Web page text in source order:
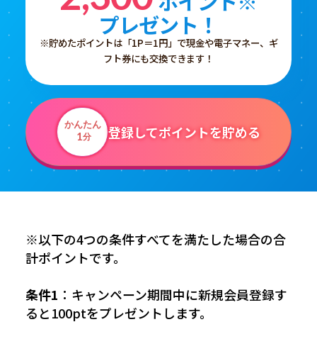
プレゼント！
※貯めたポイントは「1P＝1円」で現金や電子マネー、ギ
フト券にも交換できます！
かんたん
1分 登録してポイントを貯める
※以下の4つの条件すべてを満たした場合の合
計ポイントです。
条件1 ：キャンペーン期間中に新規会員登録す
ると100ptをプレゼントします。